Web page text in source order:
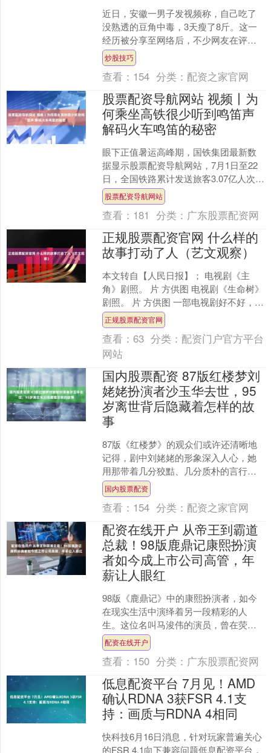
近日，安徽一男子发视频称，自己吃了
没熟透的豆角中毒，3天瘦了8斤。这一
经历被分享至网络后，不少网友在评论
区询问豆角要几分熟才有这样的减肥效
果炒股技巧，还有人跟风....
炒股技巧
查看： 154 分类： 配资之家官网
股票配资导航网站 视频丨为
何乘坐高铁很少听到鸣笛声
解码火车鸣笛的秘密
眼下正值暑运高峰期，国铁集团最新数
据显示股票配资导航网站，7月1日至22
日，全国铁路累计发送旅客3.07亿人次。
为何乘坐高铁 很少听到鸣笛声 有不少朋
友发现，....
股票配资导航网站
查看： 181 分类： 广东股票配资网
正规股票配资官网 什么样的
故事打动了人（艺文观察）
本文转自【人民日报】； 电视剧《主
角》剧照。 片 方供图 电视剧《生命树》
剧照。 片 方供图 一部电视剧好不好，观
众最有发言权。7月11日，国家广播电视
总局发布....
正规股票配资官网
查看：63 分类： 配资门户官方平台
网站
国内股票配资 87版红楼梦刘
姥姥扮演者沙玉华去世，95
岁离世背后隐藏着怎样的故
事
87版《红楼梦》的观众们或许还清晰地
记得，剧中刘姥姥的形象深入人心，她
用那带着几分狡黠、几分质朴的言行，
为大观园的生活增添了不少烟火气。刘
姥姥的扮演者沙玉华老师....
国内股票配资
查看： 154 分类： 配资之家官网
配资在线开户 从帝王到霸道
总裁！98版鹿鼎记康熙扮演
者如今成上市公司高管，年
薪让人眼红
98版《鹿鼎记》中的康熙扮演者，如今
在现实生活中演绎着另一段精彩的人
生。这位名叫马浚伟的演员，曾在荧幕
上塑造了一个温润而霸气的少年康熙形
象，深受观众喜爱。然而，....
配资在线开户
查看： 150 分类： 广东股票配资网
低息配资平台 7月见！AMD
确认RDNA 3获FSR 4.1支
持：画质与RDNA 4相同
快科技6月16日消息，针对玩家普遍关心
的FSR 4.1向下兼容问题低息配资平台，